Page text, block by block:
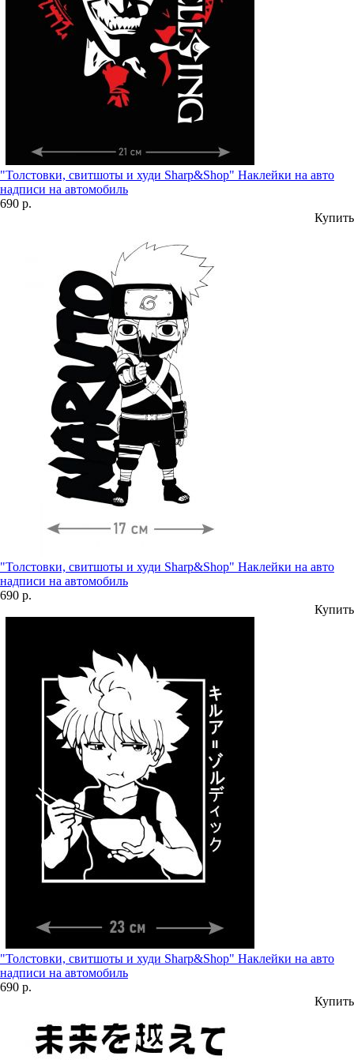
"Толстовки, свитшоты и худи Sharp&Shop" Наклейки на авто
надписи на автомобиль
690 р.
Купить
"Толстовки, свитшоты и худи Sharp&Shop" Наклейки на авто
надписи на автомобиль
690 р.
Купить
"Толстовки, свитшоты и худи Sharp&Shop" Наклейки на авто
надписи на автомобиль
690 р.
Купить